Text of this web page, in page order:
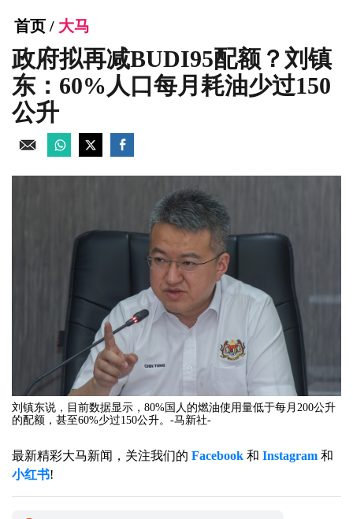
首页 / 大马
政府拟再减BUDI95配额？刘镇
东：60%人口每月耗油少过150
公升
刘镇东说，目前数据显示，80%国人的燃油使用量低于每月200公升
的配额，甚至60%少过150公升。-马新社-
最新精彩大马新闻，关注我们的 Facebook 和 Instagram 和
小红书!